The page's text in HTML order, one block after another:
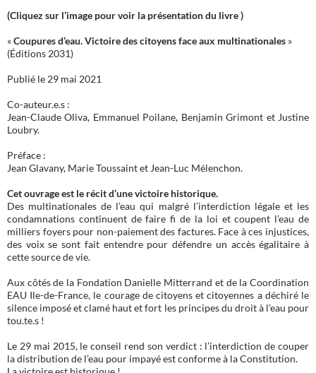
(Cliquez sur l’image pour voir la présentation du livre )
«Coupures d’eau. Victoire des citoyens face aux multinationales »
(Éditions 2031)
Publié le 29 mai 2021
Co-auteur.e.s :
Jean-Claude Oliva, Emmanuel Poilane, Benjamin Grimont et Justine
Loubry.
Préface :
Jean Glavany, Marie Toussaint et Jean-Luc Mélenchon.
Cet ouvrage est le récit d’une victoire historique.
Des multinationales de l’eau qui malgré l’interdiction légale et les
condamnations continuent de faire fi de la loi et coupent l’eau de
milliers foyers pour non-paiement des factures. Face à ces injustices,
des voix se sont fait entendre pour défendre un accès égalitaire à
cette source de vie.
Aux côtés de la Fondation Danielle Mitterrand et de la Coordination
EAU Ile-de-France, le courage de citoyens et citoyennes a déchiré le
silence imposé et clamé haut et fort les principes du droit à l’eau pour
tou.te.s !
Le 29 mai 2015, le conseil rend son verdict : l’interdiction de couper
la distribution de l’eau pour impayé est conforme à la Constitution.